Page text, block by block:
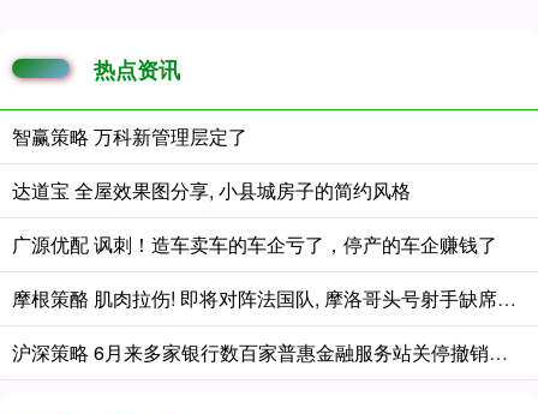
热点资讯
智赢策略 万科新管理层定了
达道宝 全屋效果图分享, 小县城房子的简约风格
广源优配 讽刺！造车卖车的车企亏了，停产的车企赚钱了
摩根策酪 肌肉拉伤! 即将对阵法国队, 摩洛哥头号射手缺席训练
沪深策略 6月来多家银行数百家普惠金融服务站关停撤销，业内：考核调整等多方原因所致